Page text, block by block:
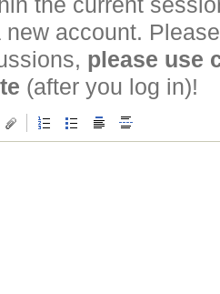
new account.
please use
(after you log in)!